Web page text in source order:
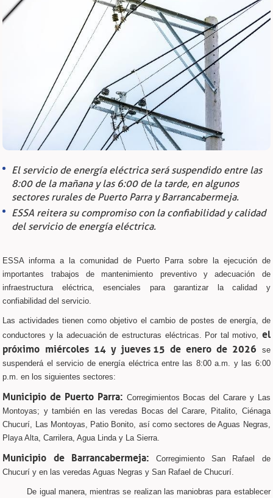
El servicio de energía eléctrica será suspendido entre las
8:00 de la mañana y las 6:00 de la tarde, en algunos
sectores rurales de Puerto Parra y Barrancabermeja.
ESSA reitera su compromiso con la confiabilidad y calidad
del servicio de energía eléctrica.
ESSA informa a la comunidad de Puerto Parra sobre la ejecución de
importantes trabajos de mantenimiento preventivo y adecuación de
infraestructura eléctrica, esenciales para garantizar la calidad y
confiabilidad del servicio.
Las actividades tienen como objetivo el cambio de postes de energía, de
conductores y la adecuación de estructuras eléctricas. Por tal motivo,
el
próximo miércoles 14 y jueves 15 de enero de 2026
se
suspenderá el servicio de energía eléctrica entre las 8:00 a.m. y las 6:00
p.m. en los siguientes sectores:
Municipio de Puerto Parra: Corregimientos Bocas del Carare y Las
Montoyas; y también en las veredas Bocas del Carare, Pitalito, Ciénaga
Chucurí, Las Montoyas, Patio Bonito, así como sectores de Aguas Negras,
Playa Alta, Carrilera, Agua Linda y La Sierra.
Municipio de Barrancabermeja: Corregimiento San Rafael de
Chucurí y en las veredas Aguas Negras y San Rafael de Chucurí.
De igual manera, mientras se realizan las maniobras para establecer